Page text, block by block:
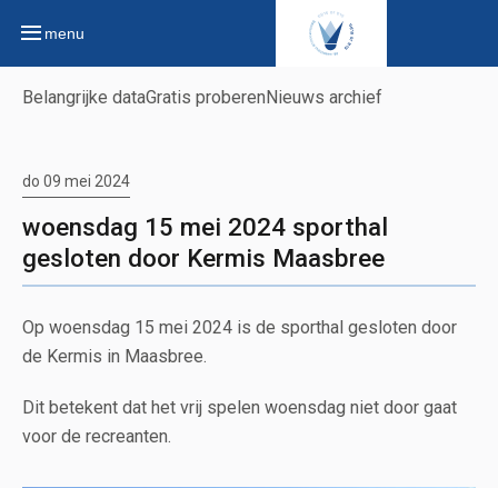
menu
Belangrijke dataGratis proberen Nieuws archief
do 09 mei 2024
woensdag 15 mei 2024 sporthal
gesloten door Kermis Maasbree
Op woensdag 15 mei 2024 is de sporthal gesloten door
de Kermis in Maasbree.
Dit betekent dat het vrij spelen woensdag niet door gaat
voor de recreanten.